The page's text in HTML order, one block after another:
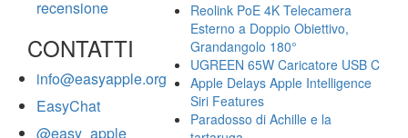
recensione
CONTATTI
info@easyapple.org
EasyChat
@easy_apple
Reolink PoE 4K Telecamera
Esterno a Doppio Obiettivo,
Grandangolo 180°
UGREEN 65W Caricatore USB C
Apple Delays Apple Intelligence
Siri Features
Paradosso di Achille e la